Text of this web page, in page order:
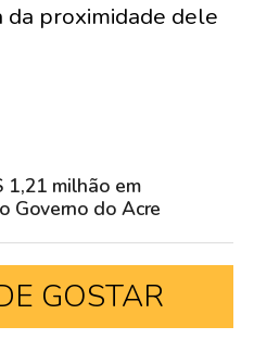
da proximidade dele
1,21 milhão em
Governo do Acre
GOSTAR